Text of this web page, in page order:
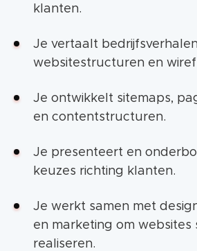
klanten.
Je vertaalt
websitestructuren en
Je ontwikkelt sitemaps,
en contentstructuren.
Je presenteert en
keuzes richting klanten.
Je werkt samen met
en marketing om websites
realiseren.